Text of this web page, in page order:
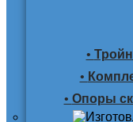
•
•
• Опоры